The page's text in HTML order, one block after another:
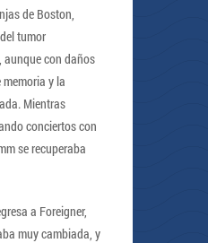
de Boston,
tumor
con daños
y la
Mientras
conciertos con
se recuperaba
a Foreigner,
muy cambiada, y